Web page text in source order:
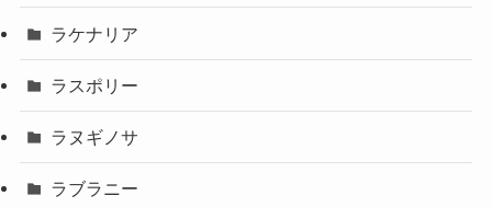
ラケナリア
ラスポリー
ラヌギノサ
ラブラニー